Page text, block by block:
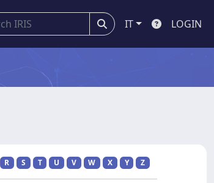
IT LOGIN
R S T U V W X Y Z